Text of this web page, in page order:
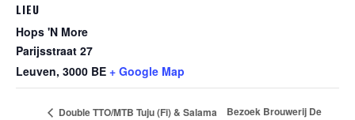
LIEU
Hops 'N More
Parijsstraat 27
Leuven, 3000 BE + Google Map
Double TTO/MTB Tuju (Fi) & Salama
Bezoek Brouwerij De